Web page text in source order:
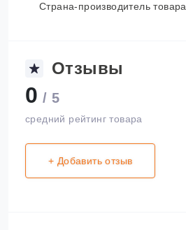
Страна-производитель товара
Отзывы
0 / 5
средний рейтинг товара
+ Добавить отзыв